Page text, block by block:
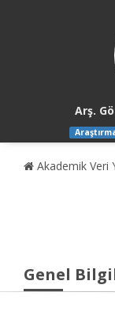
Arş.
Akademik Veri
Genel